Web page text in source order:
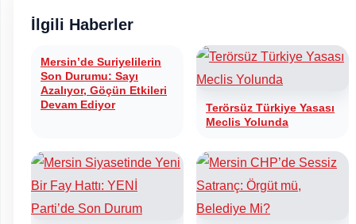
İlgili Haberler
Mersin’de Suriyelilerin
Son Durumu: Sayı
Azalıyor, Göçün Etkileri
Devam Ediyor
Terörsüz Türkiye Yasası
Meclis Yolunda